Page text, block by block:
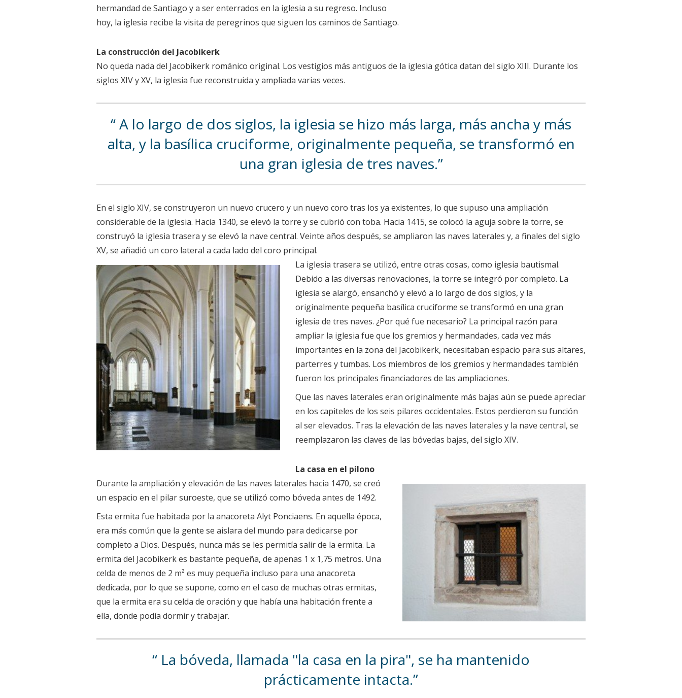
hermandad de Santiago y a ser enterrados en la iglesia a su regreso. Incluso
hoy, la iglesia recibe la visita de peregrinos que siguen los caminos de Santiago.
La construcción del Jacobikerk
No queda nada del Jacobikerk románico original. Los vestigios más antiguos de la iglesia gótica datan del siglo XIII. Durante los
siglos XIV y XV, la iglesia fue reconstruida y ampliada varias veces.
A lo largo de dos siglos, la iglesia se hizo más larga, más ancha y más
alta, y la basílica cruciforme, originalmente pequeña, se transformó en
una gran iglesia de tres naves.
En el siglo XIV, se construyeron un nuevo crucero y un nuevo coro tras los ya existentes, lo que supuso una ampliación
considerable de la iglesia. Hacia 1340, se elevó la torre y se cubrió con toba. Hacia 1415, se colocó la aguja sobre la torre, se
construyó la iglesia trasera y se elevó la nave central. Veinte años después, se ampliaron las naves laterales y, a finales del siglo
XV, se añadió un coro lateral a cada lado del coro principal.
La iglesia trasera se utilizó, entre otras cosas, como iglesia bautismal.
Debido a las diversas renovaciones, la torre se integró por completo. La
iglesia se alargó, ensanchó y elevó a lo largo de dos siglos, y la
originalmente pequeña basílica cruciforme se transformó en una gran
iglesia de tres naves. ¿Por qué fue necesario? La principal razón para
ampliar la iglesia fue que los gremios y hermandades, cada vez más
importantes en la zona del Jacobikerk, necesitaban espacio para sus altares,
parterres y tumbas. Los miembros de los gremios y hermandades también
fueron los principales financiadores de las ampliaciones.
Que las naves laterales eran originalmente más bajas aún se puede apreciar
en los capiteles de los seis pilares occidentales. Estos perdieron su función
al ser elevados. Tras la elevación de las naves laterales y la nave central, se
reemplazaron las claves de las bóvedas bajas, del siglo XIV.
La casa en el pilono
Durante la ampliación y elevación de las naves laterales hacia 1470, se creó
un espacio en el pilar suroeste, que se utilizó como bóveda antes de 1492.
Esta ermita fue habitada por la anacoreta Alyt Ponciaens. En aquella época,
era más común que la gente se aislara del mundo para dedicarse por
completo a Dios. Después, nunca más se les permitía salir de la ermita. La
ermita del Jacobikerk es bastante pequeña, de apenas 1 x 1,75 metros. Una
celda de menos de 2 m² es muy pequeña incluso para una anacoreta
dedicada, por lo que se supone, como en el caso de muchas otras ermitas,
que la ermita era su celda de oración y que había una habitación frente a
ella, donde podía dormir y trabajar.
La bóveda, llamada "la casa en la pira", se ha mantenido
prácticamente intacta.